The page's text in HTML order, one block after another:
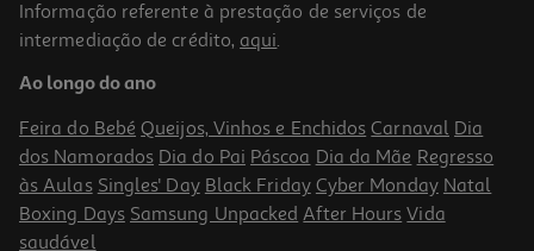
Informação referente à prestação de serviços de
intermediação de crédito, aqui.
Ao longo do ano
Feira do Bebé Queijos, Vinhos e Enchidos Carnaval Dia
dos Namorados Dia do Pai Páscoa Dia da Mãe Regresso
às Aulas Singles' Day Black Friday Cyber Monday Natal
Boxing Days Samsung Unpacked After Hours Vida
saudável